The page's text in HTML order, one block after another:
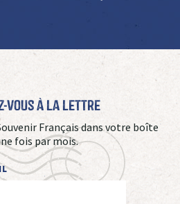
vous à La Lettre
Français dans votre boîte
fois par mois.